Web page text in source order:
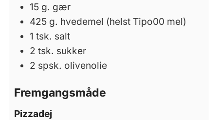
15 g. gær
425 g. hvedemel (helst Tipo00 mel)
1 tsk. salt
2 tsk. sukker
2 spsk. olivenolie
Fremgangsmåde
Pizzadej